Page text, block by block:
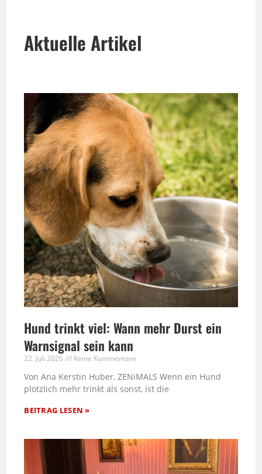
Aktuelle Artikel
Hund trinkt viel: Wann mehr Durst ein
Warnsignal sein kann
22. Juli 2026 Keine Kommentare
Von Ana Kerstin Huber, ZENiMALS Wenn ein Hund
plötzlich mehr trinkt als sonst, ist die
BEITRAG LESEN »